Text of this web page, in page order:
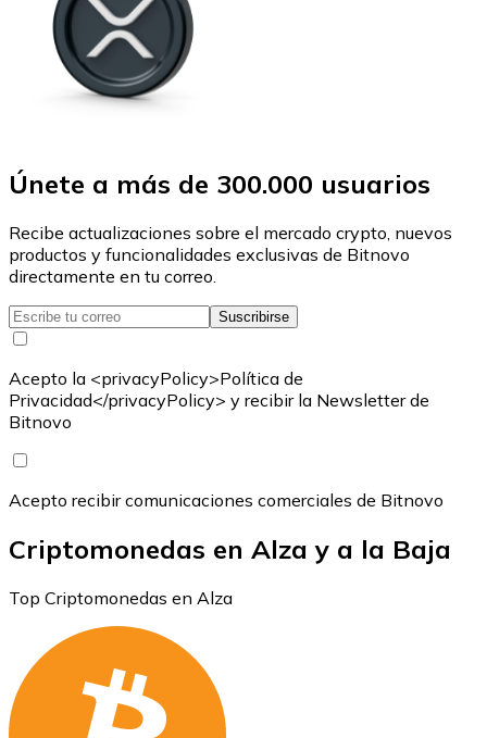
Únete a más de 300.000 usuarios
Recibe actualizaciones sobre el mercado crypto, nuevos
productos y funcionalidades exclusivas de Bitnovo
directamente en tu correo.
Suscribirse
Acepto la <privacyPolicy>Política de
Privacidad</privacyPolicy> y recibir la Newsletter de
Bitnovo
Acepto recibir comunicaciones comerciales de Bitnovo
Criptomonedas en Alza y a la Baja
Top Criptomonedas en Alza